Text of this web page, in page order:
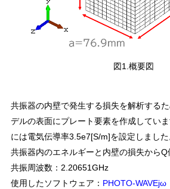
図1.概要図
共振器の内壁で発生する損失を解析する
デルの表面にプレート要素を作成してい
には電気伝導率3.5e7[S/m]を設定しました
共振器内のエネルギーと内壁の損失からQ
共振周波数：2.20651GHz
使用したソフトウェア： PHOTO-WAVEjω